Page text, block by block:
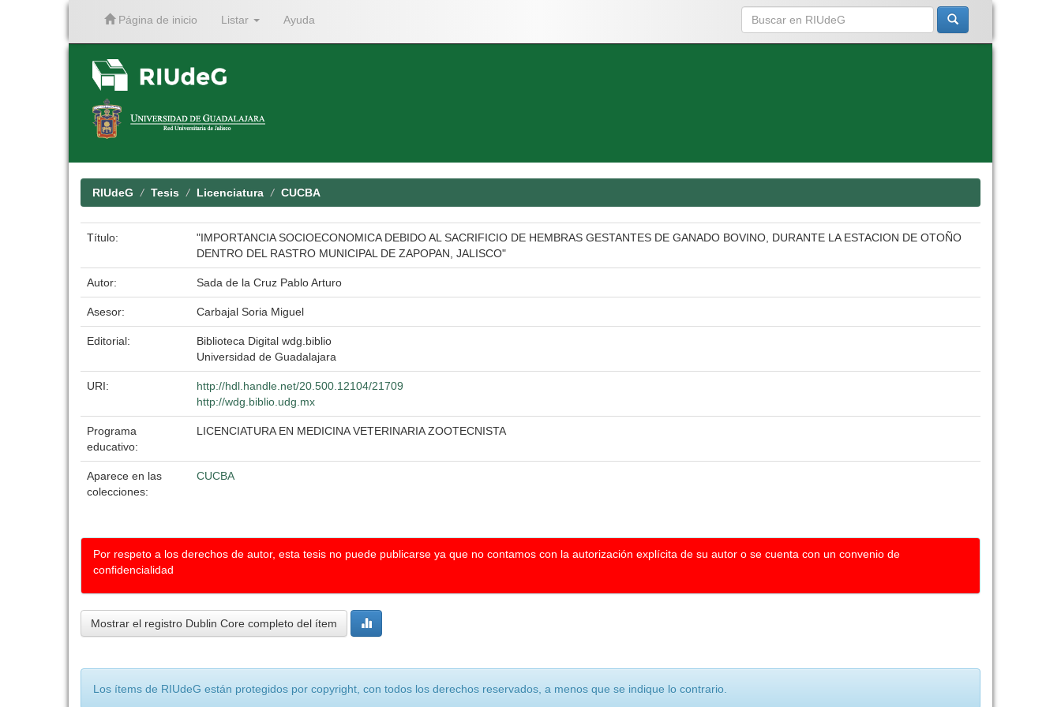
Página de inicio Listar Ayuda
RIUdeG Tesis Licenciatura CUCBA
Título:
"IMPORTANCIA SOCIOECONOMICA DEBIDO AL SACRIFICIO DE HEMBRAS GESTANTES DE GANADO BOVINO, DURANTE LA ESTACION DE OTOÑO
DENTRO DEL RASTRO MUNICIPAL DE ZAPOPAN, JALISCO"
Autor: Sada de la Cruz Pablo Arturo
Asesor: Carbajal Soria Miguel
Editorial:
Biblioteca Digital wdg.biblio
Universidad de Guadalajara
URI:
http://hdl.handle.net/20.500.12104/21709
http://wdg.biblio.udg.mx
Programa
educativo:
LICENCIATURA EN MEDICINA VETERINARIA ZOOTECNISTA
Aparece en las
colecciones:
CUCBA
Por respeto a los derechos de autor, esta tesis no puede publicarse ya que no contamos con la autorización explícita de su autor o se cuenta con un convenio de
confidencialidad
Mostrar el registro Dublin Core completo del ítem
Los ítems de RIUdeG están protegidos por copyright, con todos los derechos reservados, a menos que se indique lo contrario.